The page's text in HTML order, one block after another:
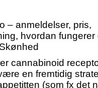
– anmeldelser, pris,
hvordan fungerer
cannabinoid
en fremtidig
(som fx det